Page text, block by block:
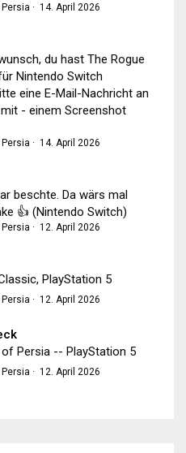
· 14. April 2026
du hast The Rogue
Nintendo Switch
eine E-Mail-Nachricht an
- einem Screenshot
· 14. April 2026
beschte. Da wärs mal
👍 (Nintendo Switch)
· 12. April 2026
PlayStation 5
· 12. April 2026
Persia -- PlayStation 5
· 12. April 2026